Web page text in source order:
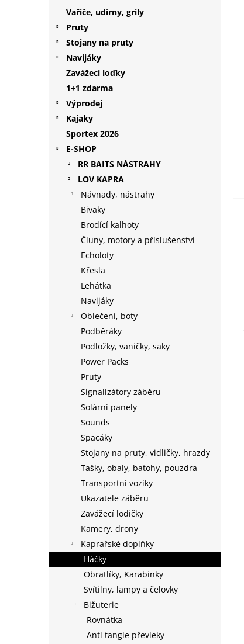
Vařiče, udírny, grily
Pruty
Stojany na pruty
Navijáky
Zavážecí loďky
1+1 zdarma
Výprodej
Kajaky
Sportex 2026
E-SHOP
RR BAITS NÁSTRAHY
LOV KAPRA
Návnady, nástrahy
Bivaky
Brodící kalhoty
Čluny, motory a příslušenství
Echoloty
Křesla
Lehátka
Navijáky
Oblečení, boty
Podběráky
Podložky, vaničky, saky
Power Packs
Pruty
Signalizátory záběru
Solární panely
Sounds
Spacáky
Stojany na pruty, vidličky, hrazdy
Tašky, obaly, batohy, pouzdra
Transportní vozíky
Ukazatele záběru
Zavážecí lodičky
Kamery, drony
Kaprařské doplňky
Háčky
Obratlíky, Karabinky
Svítilny, lampy a čelovky
Bižuterie
Rovnátka
Anti tangle převleky